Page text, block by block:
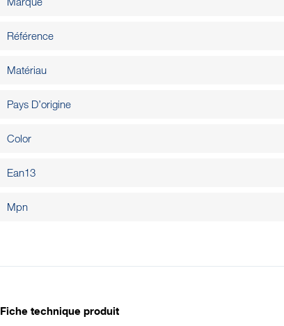
Référence
Matériau
Pays D’origine
Color
Ean13
Mpn
Fiche technique produit